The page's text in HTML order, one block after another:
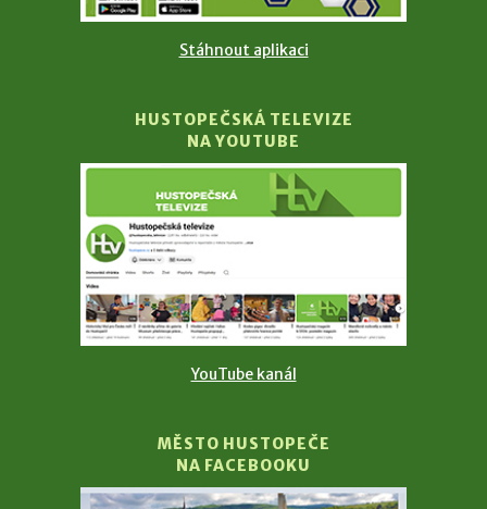
Stáhnout aplikaci
HUSTOPEČSKÁ TELEVIZE
NA YOUTUBE
YouTube kanál
MĚSTO HUSTOPEČE
NA FACEBOOKU